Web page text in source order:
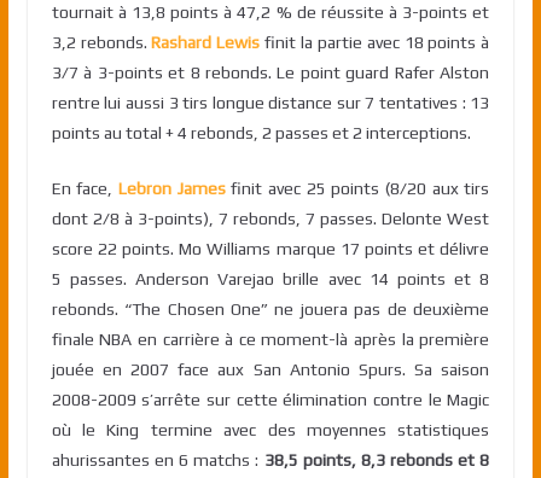
tournait à 13,8 points à 47,2 % de réussite à 3-points et
3,2 rebonds.Rashard Lewis finit la partie avec 18 points à
3/7 à 3-points et 8 rebonds. Le point guard Rafer Alston
rentre lui aussi 3 tirs longue distance sur 7 tentatives : 13
points au total + 4 rebonds, 2 passes et 2 interceptions.
En face,Lebron Jamesfinit avec 25 points (8/20 aux tirs
dont 2/8 à 3-points), 7 rebonds, 7 passes. Delonte West
score 22 points. Mo Williams marque 17 points et délivre
5 passes. Anderson Varejao brille avec 14 points et 8
rebonds. “The Chosen One” ne jouera pas de deuxième
finale NBA en carrière à ce moment-là après la première
jouée en 2007 face aux San Antonio Spurs. Sa saison
2008-2009 s’arrête sur cette élimination contre le Magic
où le King termine avec des moyennes statistiques
ahurissantes en 6 matchs : 38,5 points, 8,3 rebonds et 8